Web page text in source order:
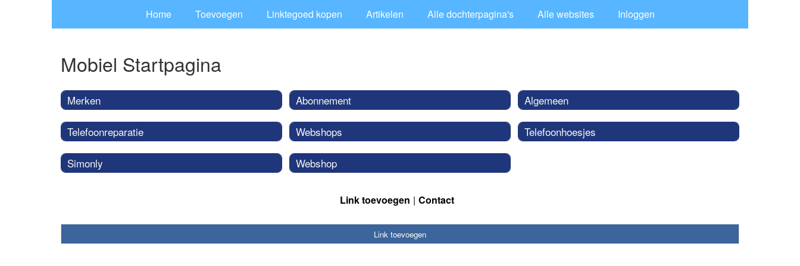
Home Toevoegen Linktegoed kopen Artikelen Alle dochterpagina's Alle websites Inloggen
Mobiel Startpagina
Merken
Telefoonreparatie
Simonly
Abonnement
Webshops
Webshop
Algemeen
Telefoonhoesjes
Link toevoegen Contact
Link toevoegen